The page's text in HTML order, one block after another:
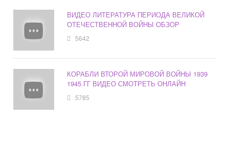
ВИДЕО ЛИТЕРАТУРА ПЕРИОДА ВЕЛИКОЙ
ОТЕЧЕСТВЕННОЙ ВОЙНЫ ОБЗОР
5642
КОРАБЛИ ВТОРОЙ МИРОВОЙ ВОЙНЫ 1939
1945 ГГ ВИДЕО СМОТРЕТЬ ОНЛАЙН
5785